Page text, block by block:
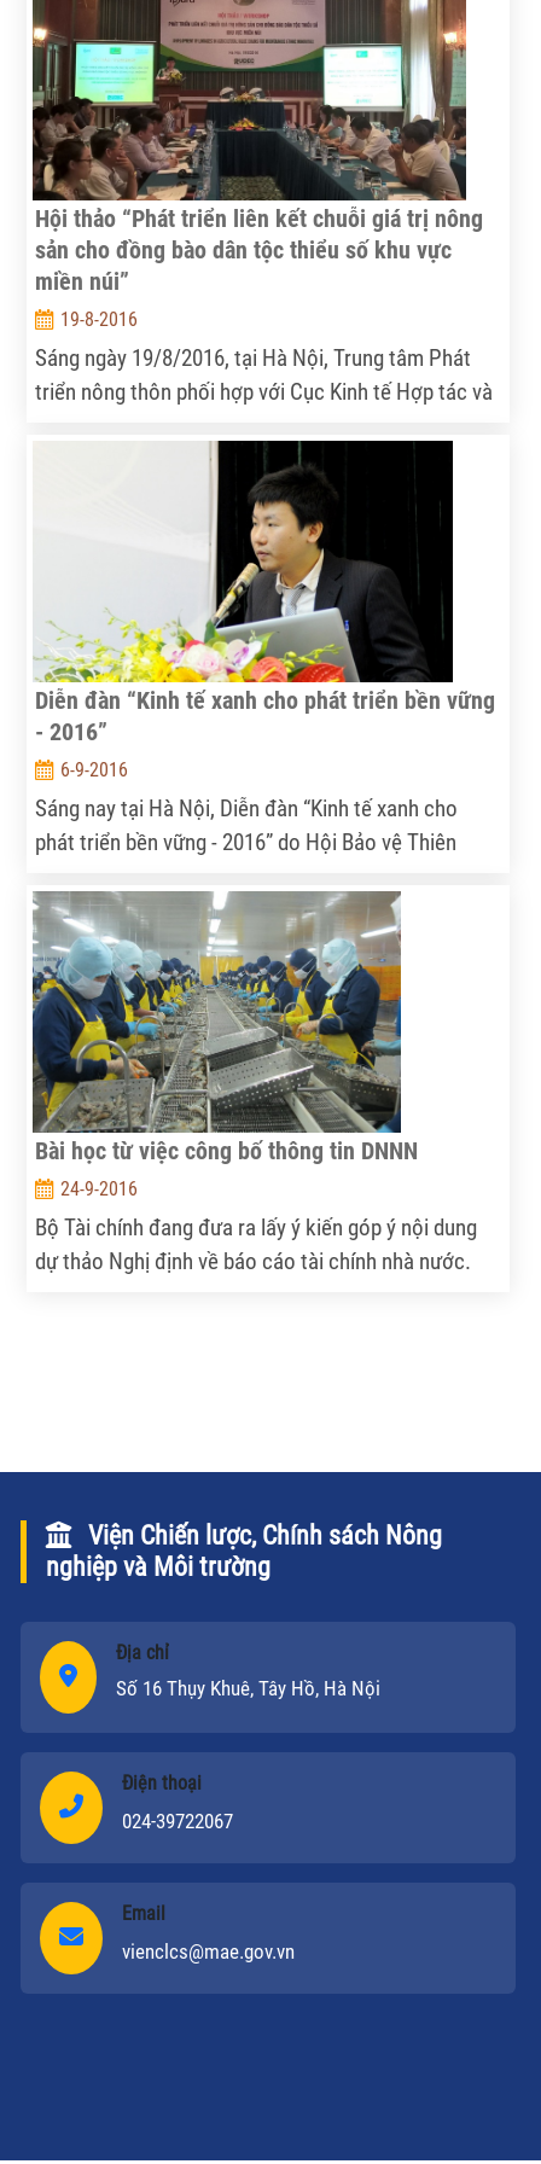
hiện, công bố tại Hà Nội ngày 27.9.2016.
Hội thảo “Phát triển liên kết chuỗi giá trị nông
sản cho đồng bào dân tộc thiểu số khu vực
miền núi”
19-8-2016
Sáng ngày 19/8/2016, tại Hà Nội, Trung tâm Phát
triển nông thôn phối hợp với Cục Kinh tế Hợp tác và
liên kết chuỗi giá trị nông sản cho đồng bào dân tộc
thiểu số khu vực miền núi”.
Diễn đàn “Kinh tế xanh cho phát triển bền vững
- 2016”
6-9-2016
Sáng nay tại Hà Nội, Diễn đàn “Kinh tế xanh cho
phát triển bền vững - 2016” do Hội Bảo vệ Thiên
nghiệp và Phát triển Nông thôn, Tạp chí Sức khỏe và
Môi trường đã được tổ chức với chủ đề “Vai trò của
Doanh nghiệp trong phát triển kinh tế gắn với trách
nhiệm xây dựng và bảo vệ môi trường”.
Bài học từ việc công bố thông tin DNNN
24-9-2016
Bộ Tài chính đang đưa ra lấy ý kiến góp ý nội dung
dự thảo Nghị định về báo cáo tài chính nhà nước.
Viện Chiến lược, Chính sách Nông
nghiệp và Môi trường
Địa chỉ
Số 16 Thụy Khuê, Tây Hồ, Hà Nội
Điện thoại
024-39722067
Email
vienclcs@mae.gov.vn